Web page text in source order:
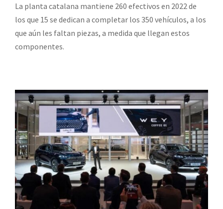
La planta catalana mantiene 260 efectivos en 2022 de
los que 15 se dedican a completar los 350 vehículos, a los
que aún les faltan piezas, a medida que llegan estos
componentes.